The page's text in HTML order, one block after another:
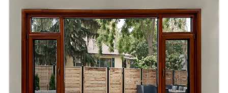
Lebensqualität zu bieten